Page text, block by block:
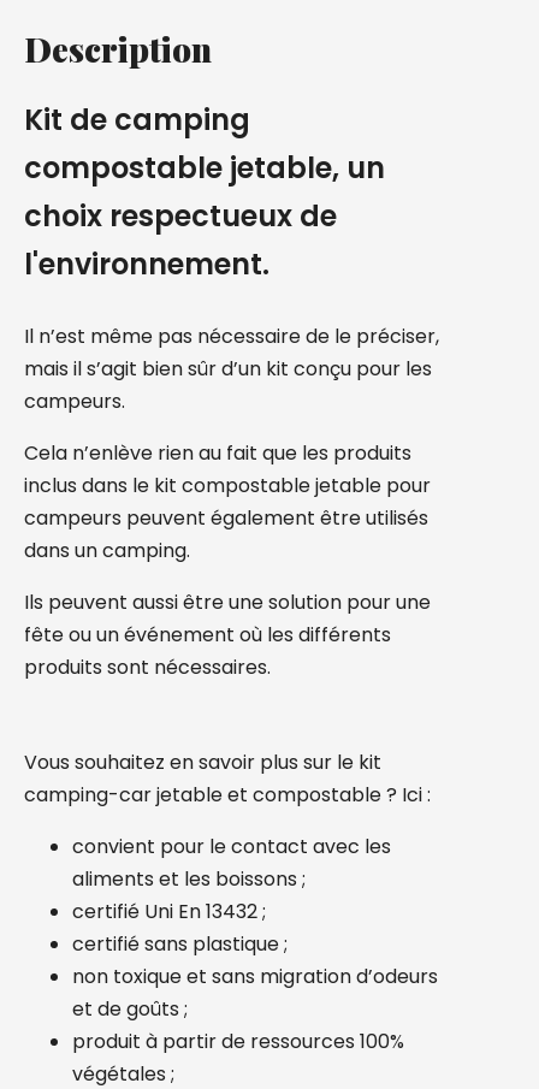
Description
Kit de camping
compostable jetable, un
choix respectueux de
l'environnement.
Il n’est même pas nécessaire de le préciser,
mais il s’agit bien sûr d’un kit conçu pour les
campeurs.
Cela n’enlève rien au fait que les produits
inclus dans le kit compostable jetable pour
campeurs peuvent également être utilisés
dans un camping.
Ils peuvent aussi être une solution pour une
fête ou un événement où les différents
produits sont nécessaires.
Vous souhaitez en savoir plus sur le kit
camping-car jetable et compostable ? Ici :
convient pour le contact avec les
aliments et les boissons ;
certifié Uni En 13432 ;
certifié sans plastique ;
non toxique et sans migration d’odeurs
et de goûts ;
produit à partir de ressources 100%
végétales ;